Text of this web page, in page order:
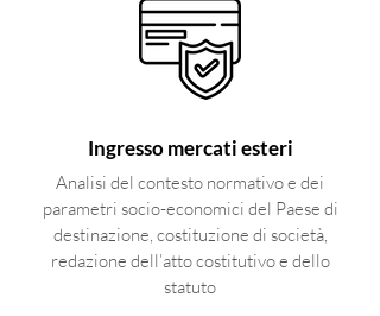
Ingresso mercati esteri
Analisi del contesto normativo e dei
parametri socio-economici del Paese di
destinazione, costituzione di società,
redazione dell’atto costitutivo e dello
statuto